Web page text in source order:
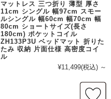
マットレス 三つ折り 薄型 厚さ
11cm シングル 幅97cm スモー
ルシングル 幅60cm 幅70cm 幅
80cm ショートサイズ(長さ
180cm) ポケットコイル
ZH133P3U ベッドマット 折りた
たみ 収納 片面仕様 高密度コイ
ル
¥11,499(税込) ～